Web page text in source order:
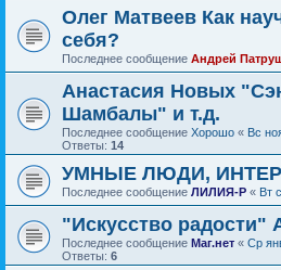
Олег Матвеев Как
себя?
Последнее сообщение Андрей
Анастасия Новых
Шамбалы" и т.д.
Последнее сообщение Хорошо « Вс
Ответы: 14
УМНЫЕ ЛЮДИ,
Последнее сообщение ЛИЛИЯ-Р « Вт
"Искусство радости"
Последнее сообщение Маг.нет « Ср
Ответы: 6